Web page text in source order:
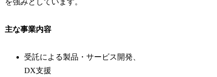
を強みとしています。
主な事業内容
受託による製品・サービス開発、
DX支援